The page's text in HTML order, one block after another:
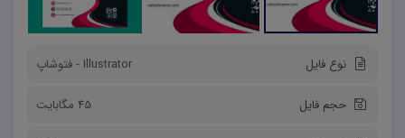
نوع فایل Illustrator - فتوشاپ
حجم فایل 45 مگابایت